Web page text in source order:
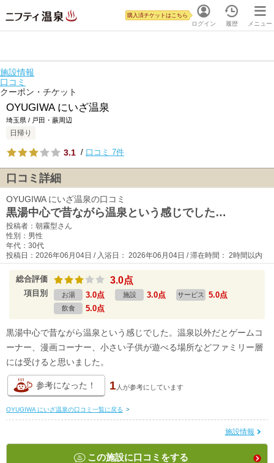
ログイン
購入済チケットはこちら
履歴 メニュー
施設情報
口コミ
クーポン・チケット
OYUGIWA にいざ温泉
埼玉県 / 戸田・蕨周辺
日帰り
3.1 / 口コミ 7件
口コミ詳細
OYUGIWA にいざ温泉の口コミ
黒湯中心で昔ながら温泉という感じでした…
投稿者：朝霧型さん
性別：男性
年代：30代
投稿日：2026年06月04日 / 入浴日： 2026年06月04日 / 滞在時間： 2時間以内
総合評価 3.0点
項目別 お湯 3.0点 施設 3.0点 サービス 5.0点
飲食 5.0点
黒湯中心で昔ながら温泉という感じでした。温泉以外だとゲームコ
ーナー、漫画コーナー、小さい子供が遊べる場所などファミリー層
には受けると思いました。
参考になった！ 1 人が参考にしています
OYUGIWA にいざ温泉の口コミ一覧に戻る >
施設情報
この施設に口コミをする